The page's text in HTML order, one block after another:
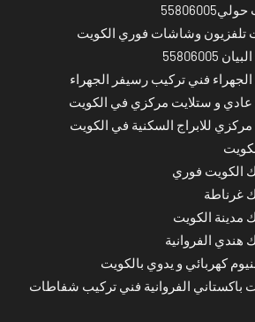
تلفزيون وشاشات فوري الكويت
فني تركيب رسيفر الجهراء
و ستلايت مركزي في الكويت
للابراج السكنية في الكويت
الكويت فوري
غرناطة
مدينة الكويت
الفروانية
كهربائي و يدوي بالكويت
الفروانية فني تركيب شفاطات